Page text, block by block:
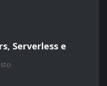
Serverless e